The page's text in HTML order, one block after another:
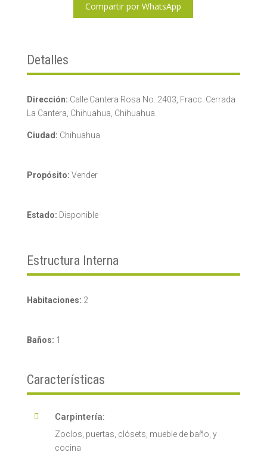
Compartir por WhatsApp
Detalles
Dirección: Calle Cantera Rosa No. 2403, Fracc. Cerrada
La Cantera, Chihuahua, Chihuahua.
Ciudad: Chihuahua
Propósito: Vender
Estado: Disponible
Estructura Interna
Habitaciones: 2
Baños: 1
Características
 Carpintería:
Zoclos, puertas, clósets, mueble de baño, y
cocina